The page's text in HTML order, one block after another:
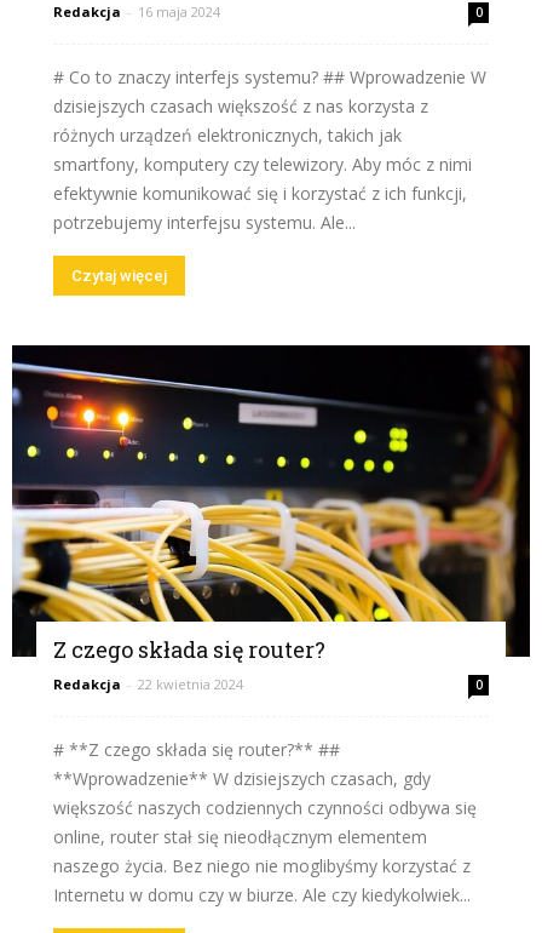
Redakcja - 16 maja 2024 0
# Co to znaczy interfejs systemu? ## Wprowadzenie W
dzisiejszych czasach większość z nas korzysta z
różnych urządzeń elektronicznych, takich jak
smartfony, komputery czy telewizory. Aby móc z nimi
efektywnie komunikować się i korzystać z ich funkcji,
potrzebujemy interfejsu systemu. Ale...
Czytaj więcej
Z czego składa się router?
Redakcja - 22 kwietnia 2024 0
# **Z czego składa się router?** ##
**Wprowadzenie** W dzisiejszych czasach, gdy
większość naszych codziennych czynności odbywa się
online, router stał się nieodłącznym elementem
naszego życia. Bez niego nie moglibyśmy korzystać z
Internetu w domu czy w biurze. Ale czy kiedykolwiek...